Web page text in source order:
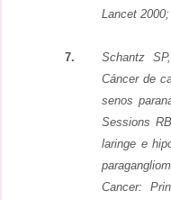
Lancet
7.
Schantz
Cáncer de
senos
Sessions
laringe e
Cancer: